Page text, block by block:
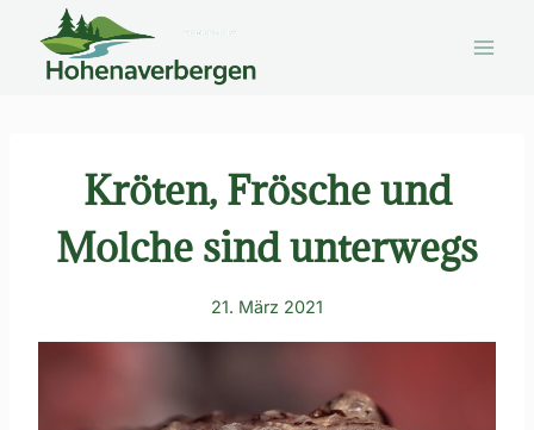
Inhalt
springen
Kröten, Frösche und
Molche sind unterwegs
21. März 2021